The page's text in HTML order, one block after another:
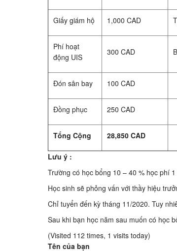
Giấy giám hộ 1,000 CAD
Phí hoạt
động UIS
300 CAD
Đón sân bay 100 CAD
Đồng phục 250 CAD
Tổng Cộng 28,850 CAD
Lưu ý :
Trường có học bổng 10 – 40 % học phí
Học sinh sẽ phỏng vấn với thầy hiệu
Chỉ tuyển đến kỳ tháng 11/2020. Tuy
Sau khi bạn học năm sau muốn có học
(Visited 112 times, 1 visits today)
Tên của bạn